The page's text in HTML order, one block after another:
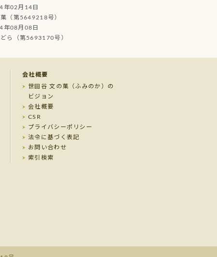
02月14日
（第5649218号）
08月08日
ら（第5693170号）
会社概要
世田谷 文の菓（ふみのか）の
ビジョン
会社概要
CSR
プライバシーポリシー
法令に基づく表記
お問い合わせ
索引検索